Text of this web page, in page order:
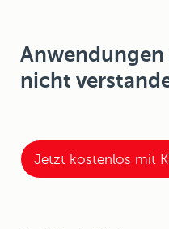
Anwendungen
nicht
Jetzt kostenlos mit